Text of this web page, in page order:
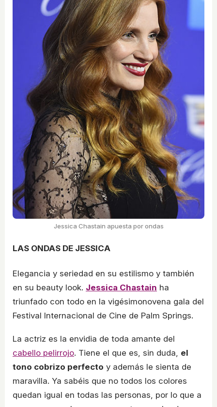
Jessica Chastain apuesta por ondas
LAS ONDAS DE JESSICA
Elegancia y seriedad en su estilismo y también
en su beauty look. Jessica Chastain ha
triunfado con todo en la vigésimonovena gala del
Festival Internacional de Cine de Palm Springs.
La actriz es la envidia de toda amante del
cabello pelirrojo. Tiene el que es, sin duda, el
tono cobrizo perfecto y además le sienta de
maravilla. Ya sabéis que no todos los colores
quedan igual en todas las personas, por lo que a